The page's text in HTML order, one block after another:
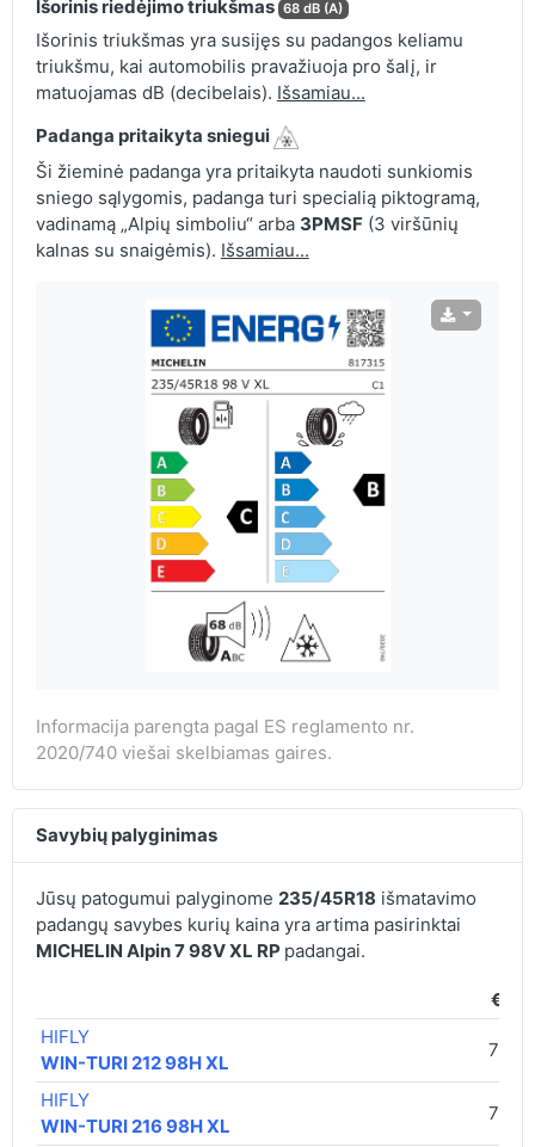
Išorinis riedėjimo triukšmas 68 dB (A)
Išorinis triukšmas yra susijęs su padangos keliamu
triukšmu, kai automobilis pravažiuoja pro šalį, ir
matuojamas dB (decibelais). Išsamiau...
Padanga pritaikyta sniegui
Ši žieminė padanga yra pritaikyta naudoti sunkiomis
sniego sąlygomis, padanga turi specialią piktogramą,
vadinamą „Alpių simboliu“ arba 3PMSF(3 viršūnių
kalnas su snaigėmis). Išsamiau...
Informacija parengta pagal ES reglamento nr.
2020/740 viešai skelbiamas gaires.
Savybių palyginimas
Jūsų patogumui palyginome 235/45R18 išmatavimo
padangų savybes kurių kaina yra artima pasirinktai
MICHELIN Alpin 7 98V XL RP padangai.
€ /
HIFLY
WIN-TURI 212 98H XL
HIFLY
WIN-TURI 216 98H XL